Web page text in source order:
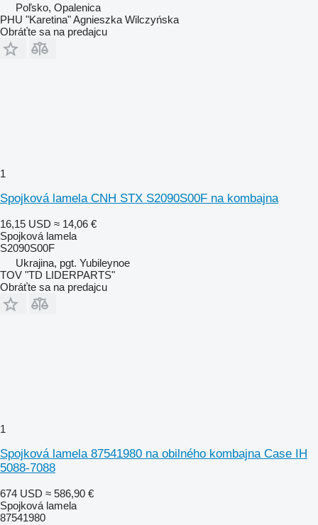
Poľsko, Opalenica
PHU "Karetina" Agnieszka Wilczyńska
Obráťte sa na predajcu
1
Spojková lamela CNH STX S2090S00F na kombajna
16,15 USD ≈ 14,06 €
Spojková lamela
S2090S00F
Ukrajina, pgt. Yubileynoe
TOV "TD LIDERPARTS"
Obráťte sa na predajcu
1
Spojková lamela 87541980 na obilného kombajna Case IH
5088-7088
674 USD ≈ 586,90 €
Spojková lamela
87541980